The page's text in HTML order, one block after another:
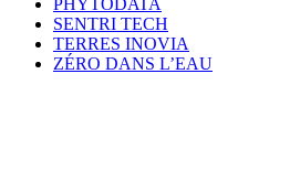
SENTRI TECH
TERRES INOVIA
ZÉRO DANS L’EAU